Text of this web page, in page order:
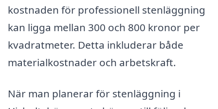
kostnaden för professionell stenläggning
kan ligga mellan 300 och 800 kronor per
kvadratmeter. Detta inkluderar både
materialkostnader och arbetskraft.
När man planerar för stenläggning i